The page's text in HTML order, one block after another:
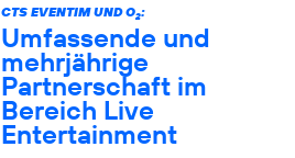
CTS EVENTIM UND O2:
Umfassende und
mehrjährige
Partnerschaft im
Bereich Live
Entertainment